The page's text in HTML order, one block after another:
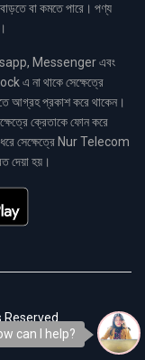
বা কমতে পারে। পণ্য
Messenger এবং
এ না থাকে সেক্ষেত্রে
আগ্রহ প্রকাশ করে থাকেন।
ক্রেতাকে ফোন করে
ধরে সেক্ষেত্রে Nur Telecom
দেয়া হয়।
Reserved.
can I help?